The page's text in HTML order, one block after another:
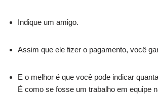
Indique um amigo.
Assim que ele fizer o pagamento, você
E o melhor é que você pode indicar
É como se fosse um trabalho em equipe